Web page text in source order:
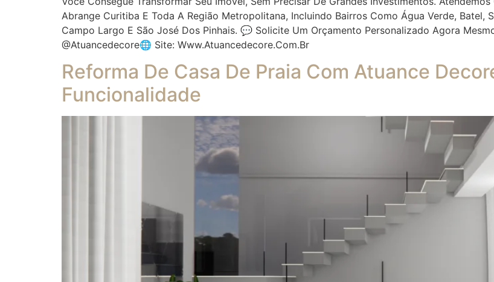
Abrange Curitiba E Toda A Região Metropolitana, Incluindo Bairros Como Água Verde, Batel,
Campo Largo E São José Dos Pinhais. 💬 Solicite Um Orçamento Personalizado Agora
@atuancedecore🌐 Site: Www.atuancedecore.com.br
Reforma De Casa De Praia Com Atuance
Funcionalidade